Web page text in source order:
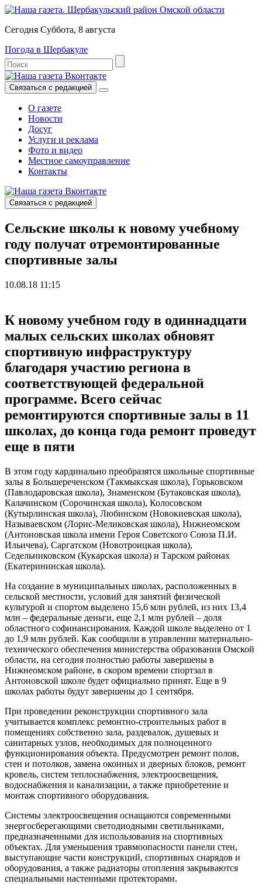
Сегодня Суббота, 8 августа
Погода в Шербакуле
Связаться с редакцией
О газете
Новости
Досуг
Услуги и реклама
Фото и видео
Местное самоуправление
Контакты
Связаться с редакцией
Сельские школы к новому учебному
году получат отремонтированные
спортивные залы
10.08.18 11:15
К новому учебном году в одиннадцати
малых сельских школах обновят
спортивную инфраструктуру
благодаря участию региона в
соответствующей федеральной
программе. Всего сейчас
ремонтируются спортивные залы в 11
школах, до конца года ремонт проведут
еще в пяти
В этом году кардинально преобразятся школьные спортивные
залы в Большереченском (Такмыкская школа), Горьковском
(Павлодаровская школа), Знаменском (Бутаковская школа),
Калачинском (Сорочинская школа), Колосовском
(Кутырлинская школа), Любинском (Новокиевская школа),
Называевском (Лорис-Меликовская школа), Нижнеомском
(Антоновская школа имени Героя Советского Союза П.И.
Ильичева), Саргатском (Новотроицкая школа),
Седельниковском (Кукарская школа) и Тарском районах
(Екатерининская школа).
На создание в муниципальных школах, расположенных в
сельской местности, условий для занятий физической
культурой и спортом выделено 15,6 млн рублей, из них 13,4
млн – федеральные деньги, еще 2,1 млн рублей – доля
областного софинансирования. Каждой школе выделено от 1
до 1,9 млн рублей. Как сообщили в управлении материально-
технического обеспечения министерства образования Омской
области, на сегодня полностью работы завершены в
Нижнеомском районе, в скором времени спортзал в
Антоновской школе будет официально принят. Еще в 9
школах работы будут завершены до 1 сентября.
При проведении реконструкции спортивного зала
учитывается комплекс ремонтно-строительных работ в
помещениях собственно зала, раздевалок, душевых и
санитарных узлов, необходимых для полноценного
функционирования объекта. Предусмотрен ремонт полов,
стен и потолков, замена оконных и дверных блоков, ремонт
кровель, систем теплоснабжения, электроосвещения,
водоснабжения и канализации, а также приобретение и
монтаж спортивного оборудования.
Системы электроосвещения оснащаются современными
энергосберегающими светодиодными светильниками,
предназначенными для использования на спортивных
объектах. Для уменьшения травмоопасности панели стен,
выступающие части конструкций, спортивных снарядов и
оборудования, а также радиаторы отопления закрываются
специальными настенными протекторами.